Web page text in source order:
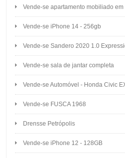
Vende-se apartamento mobiliado
Vende-se iPhone 14 - 256gb
Vende-se Sandero 2020 1.0
Vende-se sala de jantar completa
Vende-se Automóvel - Honda Civic
Vende-se FUSCA 1968
Drensse Petrópolis
Vende-se iPhone 12 - 128GB